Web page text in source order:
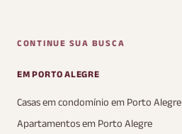
CONTINUE SUA BUSCA
EM PORTO ALEGRE
Casas em condomínio em Porto Alegre
Apartamentos em Porto Alegre